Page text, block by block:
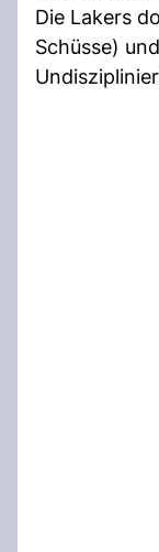
Die Lakers
Schüsse)